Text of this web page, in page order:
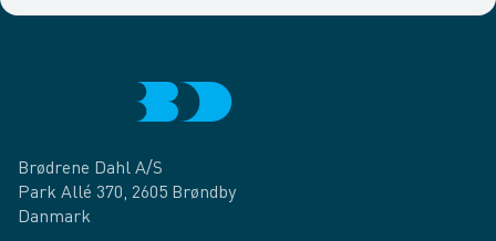
Brødrene Dahl A/S
Park Allé 370, 2605 Brøndby
Danmark